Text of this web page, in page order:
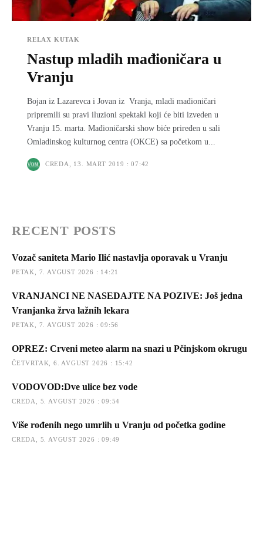
RELAX KUTAK
Nastup mladih mađioničara u
Vranju
Bojan iz Lazarevca i Jovan iz Vranja, mladi mađioničari
pripremili su pravi iluzioni spektakl koji će biti izveden u
Vranju 15. marta. Mađioničarski show biće priređen u sali
Omladinskog kulturnog centra (OKCE) sa početkom u...
CREDA, 13. MART 2019 : 07:42
RECENT POSTS
Vozač saniteta Mario Ilić nastavlja oporavak u Vranju
PETAK, 7. AVGUST 2026 : 14:21
VRANJANCI NE NASEDAJTE NA POZIVE: Još jedna
Vranjanka žrva lažnih lekara
PETAK, 7. AVGUST 2026 : 09:56
OPREZ: Crveni meteo alarm na snazi u Pčinjskom okrugu
ČETVRTAK, 6. AVGUST 2026 : 15:42
VODOVOD:Dve ulice bez vode
CREDA, 5. AVGUST 2026 : 09:54
Više rođenih nego umrlih u Vranju od početka godine
CREDA, 5. AVGUST 2026 : 09:49